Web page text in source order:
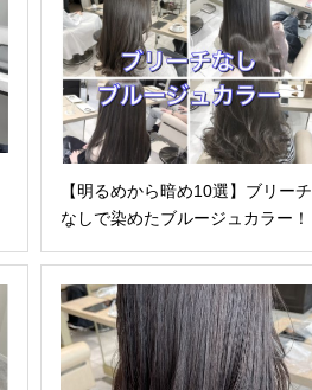
【明るめから暗め10選】ブリーチ
なしで染めたブルージュカラー！